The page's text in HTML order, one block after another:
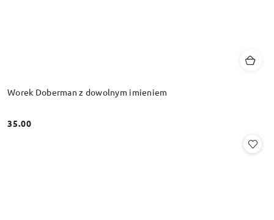
Worek Doberman z dowolnym imieniem
Cena:
35.00